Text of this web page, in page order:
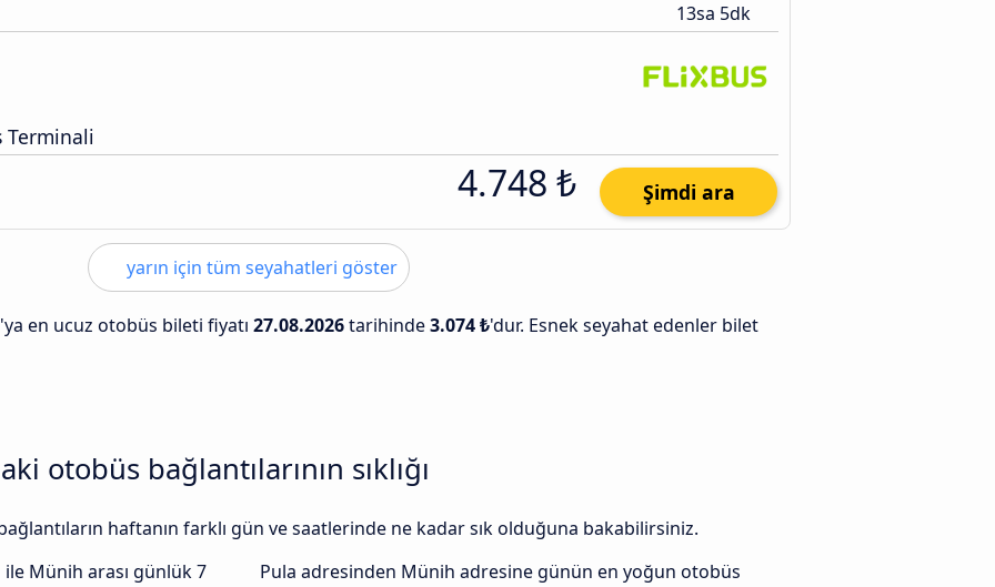
13sa 5dk
4.748 ₺ Şimdi ara
yarın için tüm seyahatleri göster
en ucuz otobüs bileti fiyatı 27.08.2026tarihinde3.074 ₺'dur. Esnek seyahat edenler bilet
otobüs bağlantılarının sıklığı
haftanın farklı gün ve saatlerinde ne kadar sık olduğuna bakabilirsiniz.
Münih arası günlük 7
Pula adresinden Münih adresine günün en yoğun otobüs